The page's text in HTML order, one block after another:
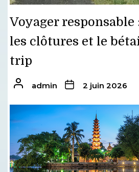
Voyager responsable
les clôtures et le
trip
admin 2 juin 2026